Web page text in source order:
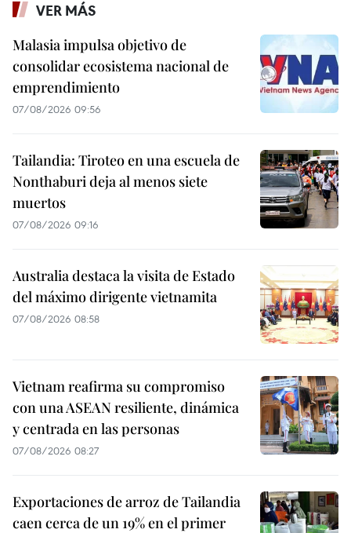
VER MÁS
Malasia impulsa objetivo de
consolidar ecosistema nacional de
emprendimiento
07/08/2026 09:56
Tailandia: Tiroteo en una escuela de
Nonthaburi deja al menos siete
muertos
07/08/2026 09:16
Australia destaca la visita de Estado
del máximo dirigente vietnamita
07/08/2026 08:58
Vietnam reafirma su compromiso
con una ASEAN resiliente, dinámica
y centrada en las personas
07/08/2026 08:27
Exportaciones de arroz de Tailandia
caen cerca de un 19% en el primer